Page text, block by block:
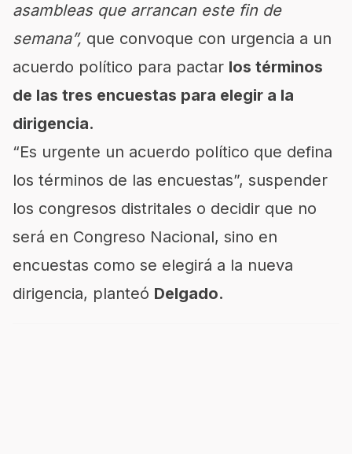
asambleas que arrancan este fin de
semana”, que convoque con urgencia a un
acuerdo político para pactar los términos
de las tres encuestas para elegir a la
dirigencia.
“Es urgente un acuerdo político que defina
los términos de las encuestas”, suspender
los congresos distritales o decidir que no
será en Congreso Nacional, sino en
encuestas como se elegirá a la nueva
dirigencia, planteó Delgado.